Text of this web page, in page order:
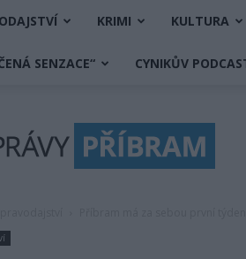
KRIMI KULTURA
SENZACE“ CYNIKŮV